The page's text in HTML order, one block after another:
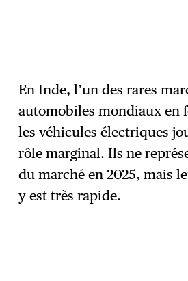
En Inde, l’un des rares
automobiles mondiaux en
les véhicules électriques
rôle marginal. Ils ne
du marché en 2025, mais
y est très rapide.